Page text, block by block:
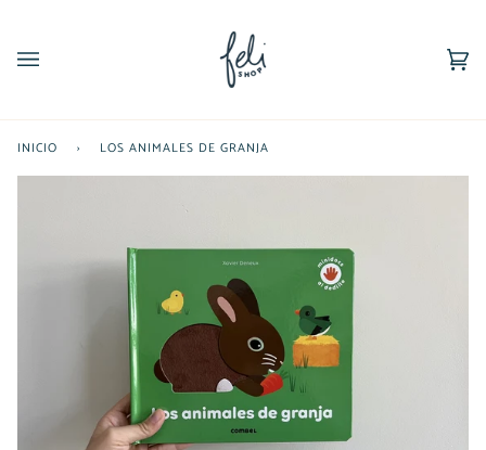
(0)
INICIO › LOS ANIMALES DE GRANJA